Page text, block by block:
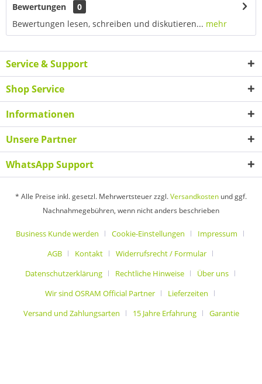
Bewertungen
0
Bewertungen lesen, schreiben und diskutieren... mehr
Service & Support
Shop Service
Informationen
Unsere Partner
WhatsApp Support
* Alle Preise inkl. gesetzl. Mehrwertsteuer zzgl.Versandkosten und ggf.
Nachnahmegebühren, wenn nicht anders beschrieben
Business Kunde werden Cookie-Einstellungen
Impressum
AGB
Kontakt
Widerrufsrecht / Formular
Datenschutzerklärung
Rechtliche Hinweise
Über uns
Wir sind OSRAM Official Partner
Lieferzeiten
Versand und Zahlungsarten
15 Jahre Erfahrung Garantie